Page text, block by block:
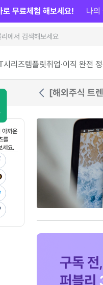
시리즈템플릿취업·이직 완전
로 무료체험 해보세요! 나의
[해외주식 트
아까운
를
세요.